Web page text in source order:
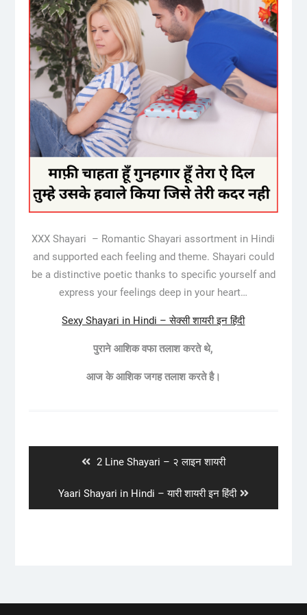
XXX Shayari – Romantic Shayari assortment in Hindi
and supported each feeling and theme. Shayari could
be a distinctive poetic thanks to specific yourself and
express your feelings deep in your heart…
Sexy Shayari in Hindi – सेक्सी शायरी इन हिंदी
पुराने आशिक वफा तलाश करते थे,
आज के आशिक जगह तलाश करते है।
Previous
2 Line Shayari – २ लाइन शायरी
Next
post:
Yaari Shayari in Hindi – यारी शायरी इन हिंदी